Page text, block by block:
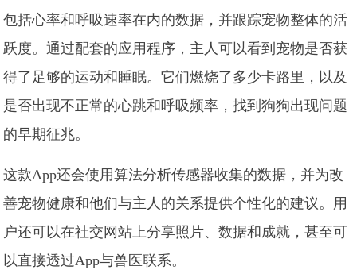
包括心率和呼吸速率在内的数据，并跟踪宠物整体的活
跃度。通过配套的应用程序，主人可以看到宠物是否获
得了足够的运动和睡眠。它们燃烧了多少卡路里，以及
是否出现不正常的心跳和呼吸频率，找到狗狗出现问题
的早期征兆。
这款App还会使用算法分析传感器收集的数据，并为改
善宠物健康和他们与主人的关系提供个性化的建议。用
户还可以在社交网站上分享照片、数据和成就，甚至可
以直接透过App与兽医联系。